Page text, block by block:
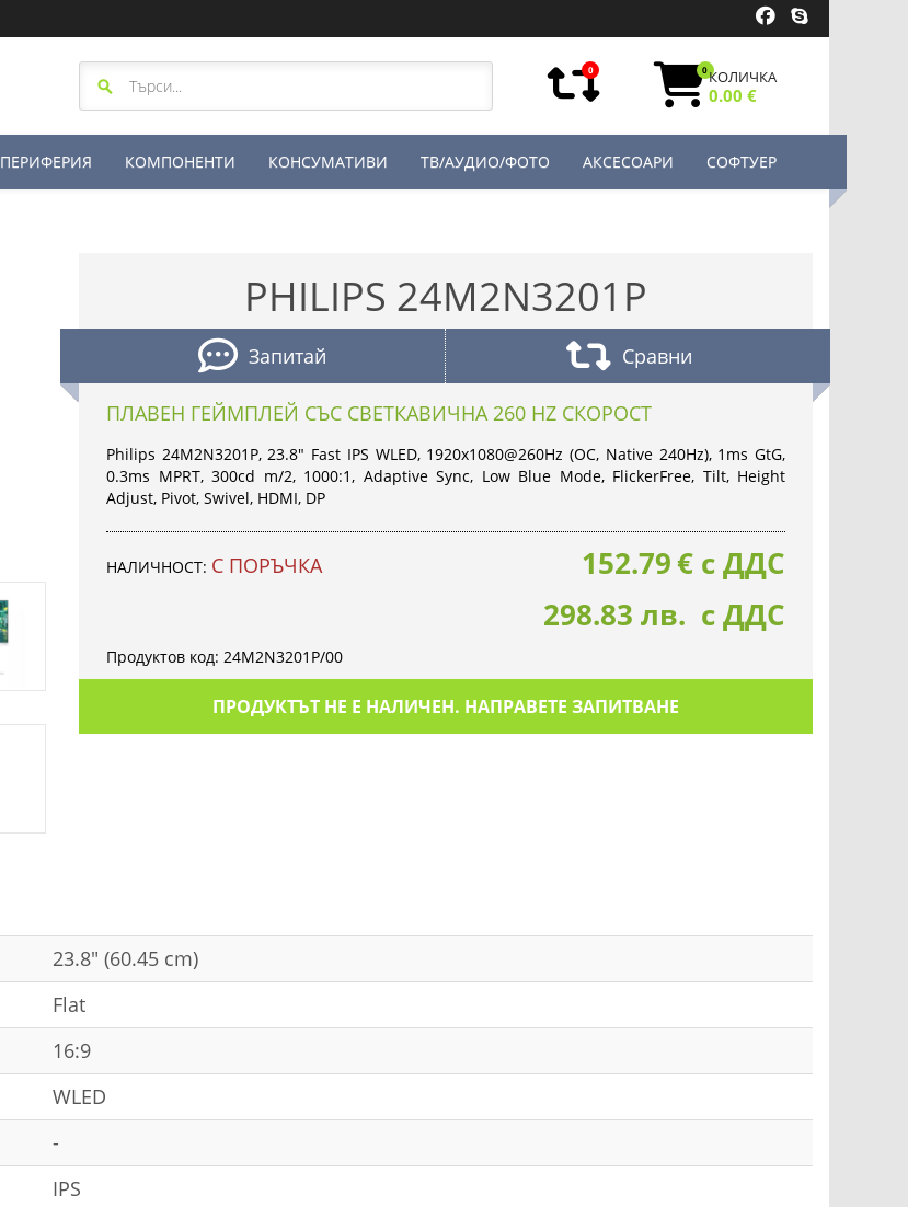
0 0КОЛИЧКА
0.00 €
ПЕРИФЕРИЯ КОМПОНЕНТИ КОНСУМАТИВИ ТВ/АУДИО/ФОТО АКСЕСОАРИ СОФТУЕР
PHILIPS 24M2N3201P
Запитай Сравни
ПЛАВЕН ГЕЙМПЛЕЙ СЪС СВЕТКАВИЧНА 260 HZ СКОРОСТ
Philips 24M2N3201P, 23.8" Fast IPS WLED, 1920x1080@260Hz (OC, Native 240Hz), 1ms GtG,
0.3ms MPRT, 300cd m/2, 1000:1, Adaptive Sync, Low Blue Mode, FlickerFree, Tilt, Height
Adjust, Pivot, Swivel, HDMI, DP
НАЛИЧНОСТ: С ПОРЪЧКА 152.79€ с ДДС
298.83 лв. с ДДС
Продуктов код: 24M2N3201P/00
ПРОДУКТЪТ НЕ Е НАЛИЧЕН. НАПРАВЕТЕ ЗАПИТВАНЕ
23.8" (60.45 cm)
Flat
16:9
WLED
-
IPS